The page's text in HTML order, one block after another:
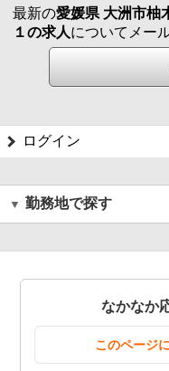
最新の愛媛県 大洲市柚
１の求人についてメー
ログイン
勤務地で探す
なかなか
このページ